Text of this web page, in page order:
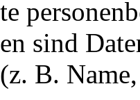
sind
B.